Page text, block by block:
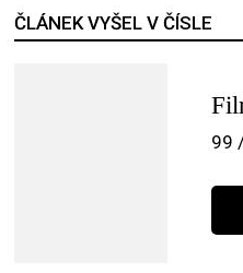
ČLÁNEK VYŠEL V ČÍSLE
99